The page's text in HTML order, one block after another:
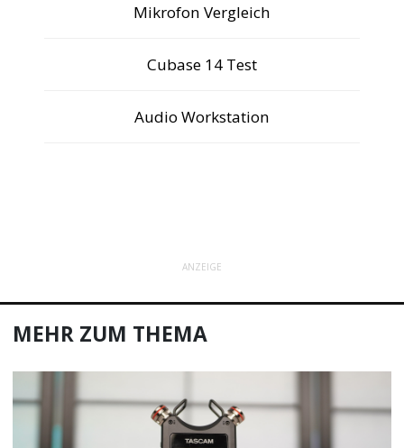
Mikrofon Vergleich
Cubase 14 Test
Audio Workstation
ANZEIGE
MEHR ZUM THEMA